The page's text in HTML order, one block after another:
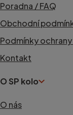
Poradna / FAQ
Obchodní
Podmínky
Kontakt
O SP kolo
O nás